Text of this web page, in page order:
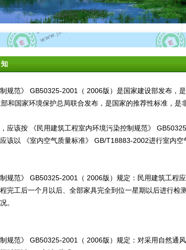
规范》 GB50325-2001（ 2006版）是国家建设部发布，
和国家环境保护总局联合发布，是国家的推荐性标准，
应该按 《民用建筑工程室内环境污染控制规范》
该以 《室内空气质量标准》 GB/T18883-2002进行室内空
规范》 GB50325-2001（ 2006版）规定：民用建筑工程
完工后一个月以后、全部家具完全到位一星期以后进行检
。
规范》 GB50325-2001（ 2006版）规定：对采用自然通